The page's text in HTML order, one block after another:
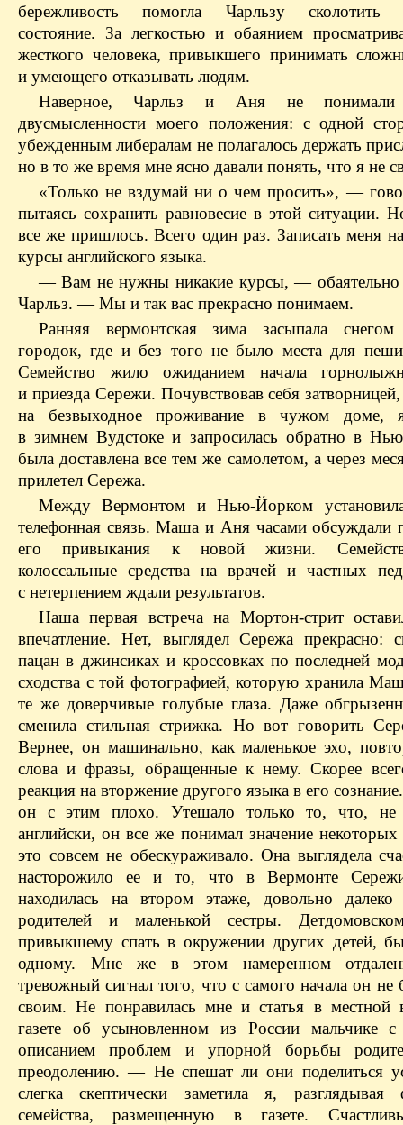
бережливость помогла Чарльзу сколотить
состояние. За легкостью и обаянием
жесткого человека, привыкшего принимать
и умеющего отказывать людям.
Наверное, Чарльз и Аня не понимали
двусмысленности моего положения: с одной
убежденным либералам не полагалось держать
но в то же время мне ясно давали понять, что я не
«Только не вздумай ни о чем просить», —
пытаясь сохранить равновесие в этой ситуации.
все же пришлось. Всего один раз. Записать меня
курсы английского языка.
— Вам не нужны никакие курсы, — обаятельно
Чарльз. — Мы и так вас прекрасно понимаем.
Ранняя вермонтская зима засыпала
городок, где и без того не было места для
Семейство жило ожиданием начала
и приезда Сережи. Почувствовав себя
на безвыходное проживание в чужом доме,
в зимнем Вудстоке и запросилась обратно в
была доставлена все тем же самолетом, а через
прилетел Сережа.
Между Вермонтом и Нью-Йорком
телефонная связь. Маша и Аня часами обсуждали
его привыкания к новой жизни.
колоссальные средства на врачей и частных
с нетерпением ждали результатов.
Наша первая встреча на Мортон-стрит
впечатление. Нет, выглядел Сережа прекрасно:
пацан в джинсиках и кроссовках по последней
сходства с той фотографией, которую хранила
те же доверчивые голубые глаза. Даже
сменила стильная стрижка. Но вот говорить
Вернее, он машинально, как маленькое эхо,
слова и фразы, обращенные к нему. Скорее
реакция на вторжение другого языка в его
он с этим плохо. Утешало только то, что, не
английски, он все же понимал значение
это совсем не обескураживало. Она выглядела
насторожило ее и то, что в Вермонте
находилась на втором этаже, довольно далеко
родителей и маленькой сестры.
привыкшему спать в окружении других детей,
одному. Мне же в этом намеренном
тревожный сигнал того, что с самого начала он не
своим. Не понравилась мне и статья в местной
газете об усыновленном из России мальчике
описанием проблем и упорной борьбы
преодолению. — Не спешат ли они поделиться
слегка скептически заметила я, разглядывая
семейства, размещенную в газете.